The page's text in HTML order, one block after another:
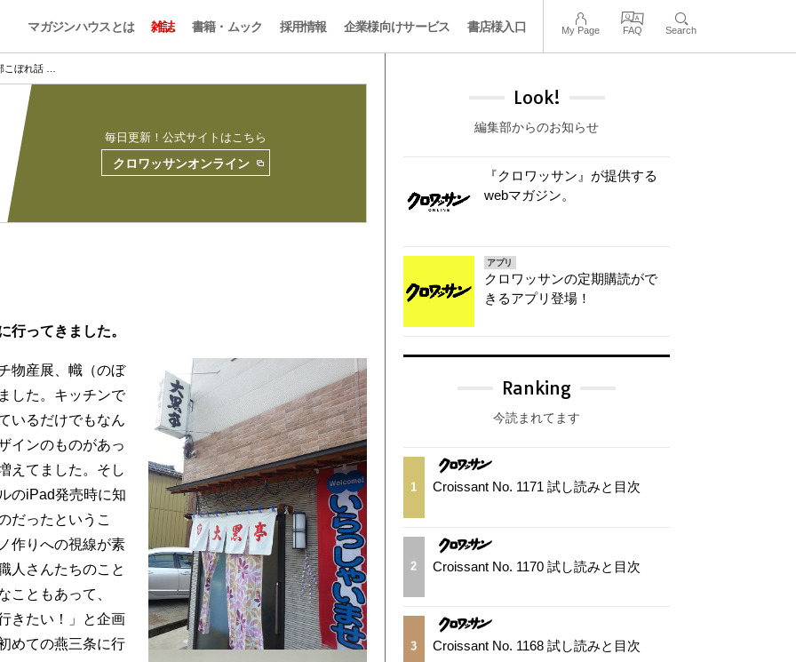
マガジンハウスとは 雑誌 書籍・ムック 採用情報 企業様向けサービス 書店様入口 My Page FAQ Search
こぼれ話 …
毎日更新！公式サイトはこちら
クロワッサンオンライン
行ってきました。
物産展、幟（のぼ
した。キッチンで
いるだけでもなん
インのものがあっ
えてました。そし
のiPad発売時に知
だったというこ
作りへの視線が素
人さんたちのこと
こともあって、
きたい！」と企画
めての燕三条に行
Look!
編集部からのお知らせ
『クロワッサン』が提供する
webマガジン。
アプリ
クロワッサンの定期購読がで
きるアプリ登場！
Ranking
今読まれてます
1 Croissant No. 1171 試し読みと目次
2 Croissant No. 1170 試し読みと目次
3 Croissant No. 1168 試し読みと目次